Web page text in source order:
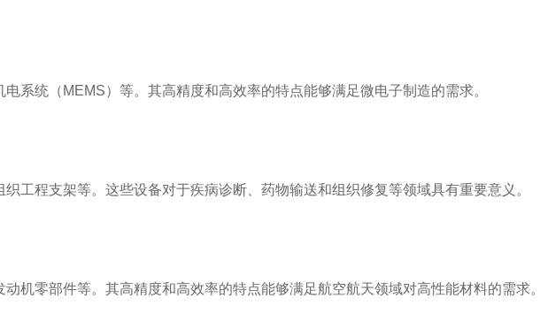
系统（MEMS）等。其高精度和高效率的特点能够满足微电子制造的需求。
工程支架等。这些设备对于疾病诊断、药物输送和组织修复等领域具有重要意义。
机零部件等。其高精度和高效率的特点能够满足航空航天领域对高性能材料的需求。